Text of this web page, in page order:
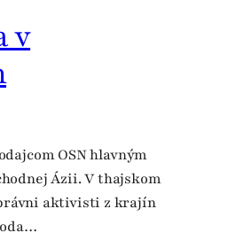
v
OSN hlavným
Ázii. V thajskom
aktivisti z krajín